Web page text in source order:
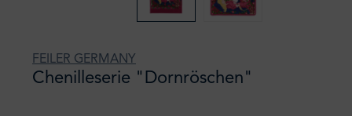
FEILER GERMANY
Chenilleserie "Dornröschen"